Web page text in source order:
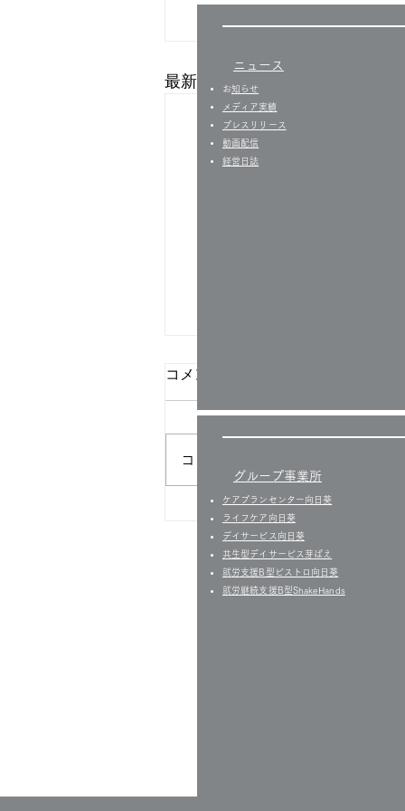
最新記事
＼コーヒータイムに節約改革
コメント
コメントを追加…
ニュース
​お知らせ
​​メディア実績
プレスリリース
​動画配信
経営日誌​
グループ事業所
ケアプランセンター向日葵
ライフケア向日葵
デイサービス向日葵
共生型デイサービス芽ばえ
就労支援B型ビストロ向日葵
就労継続支援B型ShakeHands